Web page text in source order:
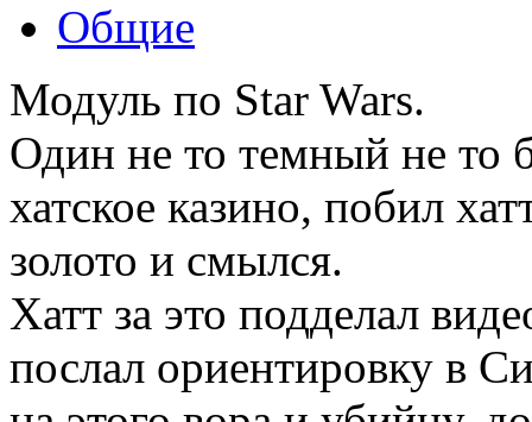
Общие
Модуль по Star Wars.
Один не то темный не то
хатское казино, побил
золото и смылся.
Хатт за это подделал
послал ориентировку в